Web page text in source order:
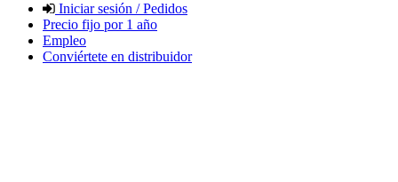
Iniciar sesión / Pedidos
Precio fijo por 1 año
Empleo
Conviértete en distribuidor